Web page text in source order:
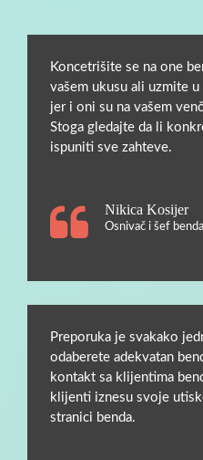
Koncetrišite se na one
vašem ukusu ali uzmite
jer i oni su na vašem
Stoga gledajte da li
ispuniti sve zahteve.
Nikica Kosijer
Osnivač i šef
Preporuka je svakako
odaberete adekvatan
kontakt sa klijentima
klijenti iznesu svoje
stranici benda.